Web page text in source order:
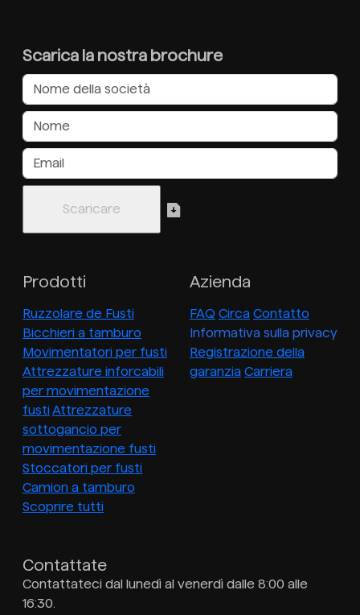
Scarica la nostra brochure
Prodotti
Ruzzolare de Fusti
Bicchieri a tamburo
Movimentatori per fusti
Attrezzature inforcabili
per movimentazione
fustiAttrezzature
sottogancio per
movimentazione fusti
Stoccatori per fusti
Camion a tamburo
Scoprire tutti
Azienda
FAQ Circa Contatto
Informativa sulla privacy
Registrazione della
garanzia Carriera
Contattate
Contattateci dal lunedì al venerdì dalle 8:00 alle
16:30.